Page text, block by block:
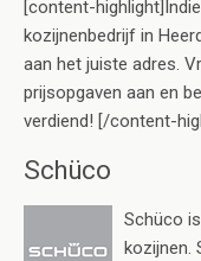
[content-
kozijnenbedrijf in
aan het juiste adres.
prijsopgaven aan en
verdiend! [/content-
Schüco
Schüco
kozijnen.